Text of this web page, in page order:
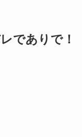
でありで！